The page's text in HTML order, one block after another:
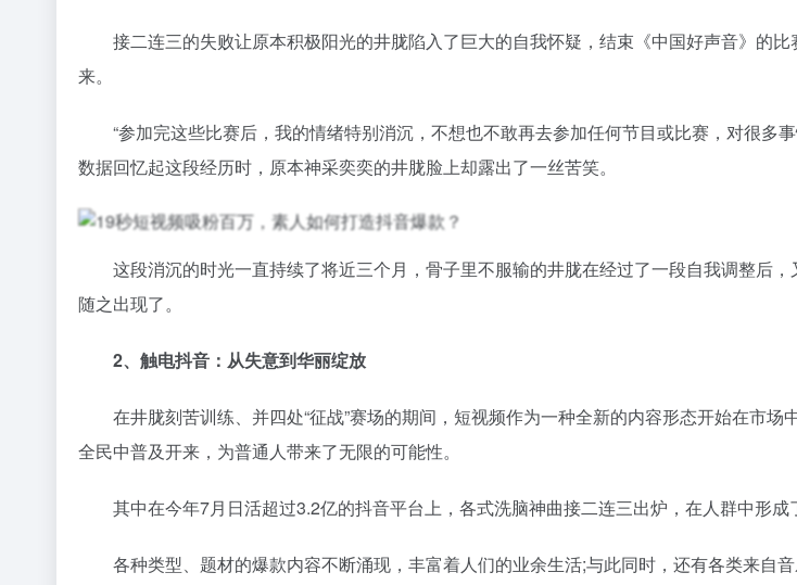
接二连三的失败让原本积极阳光的井胧陷入了巨大的自我怀疑，结束《中国好声音》的比
来。
“参加完这些比赛后，我的情绪特别消沉，不想也不敢再去参加任何节目或比赛，对很多
数据回忆起这段经历时，原本神采奕奕的井胧脸上却露出了一丝苦笑。
这段消沉的时光一直持续了将近三个月，骨子里不服输的井胧在经过了一段自我调整后，
随之出现了。
2、触电抖音：从失意到华丽绽放
在井胧刻苦训练、并四处“征战”赛场的期间，短视频作为一种全新的内容形态开始在市场
全民中普及开来，为普通人带来了无限的可能性。
其中在今年7月日活超过3.2亿的抖音平台上，各式洗脑神曲接二连三出炉，在人群中形成
各种类型、题材的爆款内容不断涌现，丰富着人们的业余生活;与此同时，还有各类来自